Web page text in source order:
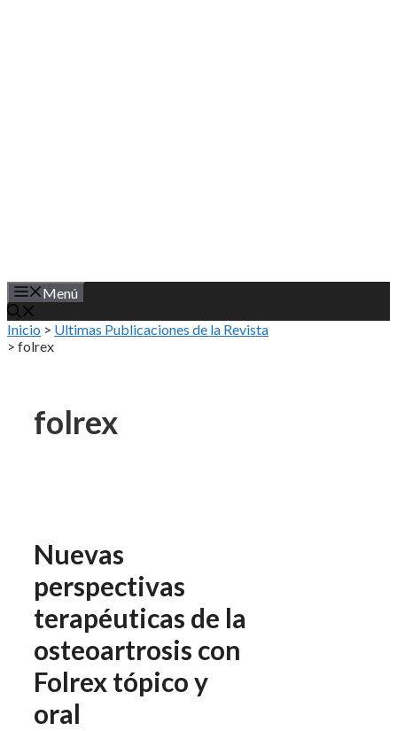
Menú
Inicio > Ultimas Publicaciones de la Revista
> folrex
folrex
Nuevas
perspectivas
terapéuticas de la
osteoartrosis con
Folrex tópico y
oral